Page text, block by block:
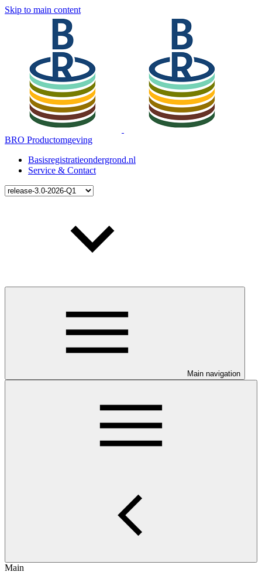
Skip to main content
BRO Productomgeving
Basisregistratieondergrond.nl
Service & Contact
Main navigation
Main